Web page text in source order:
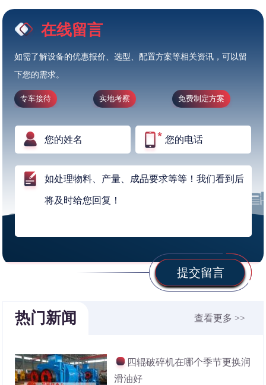
在线留言
如需了解设备的优惠报价、选型、配置方案等相关资讯，可以留
下您的需求。
专车接待 实地考察 免费制定方案
提交留言
热门新闻 查看更多 >>
四辊破碎机在哪个季节更换润
滑油好